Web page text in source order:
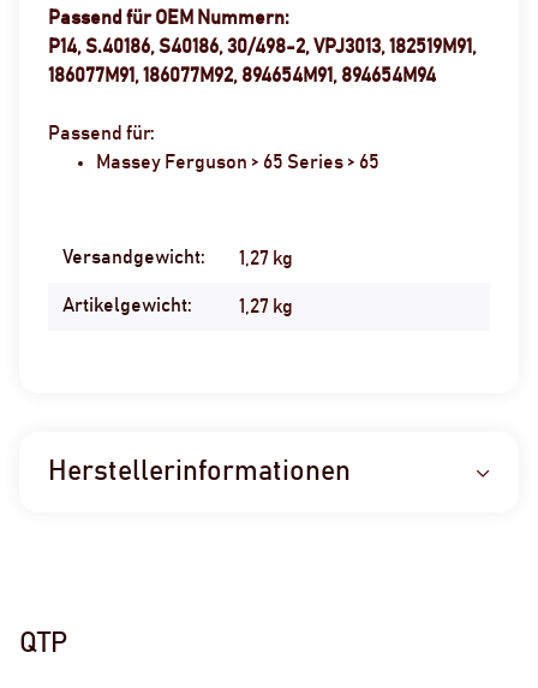
Passend für OEM Nummern:
P14, S.40186, S40186, 30/498-2, VPJ3013, 182519M91,
186077M91, 186077M92, 894654M91, 894654M94
Passend für:
Massey Ferguson > 65 Series > 65
Produkteigenschaft
Wert
Versandgewicht: 1,27 kg
Artikelgewicht: 1,27 kg
Herstellerinformationen
QTP